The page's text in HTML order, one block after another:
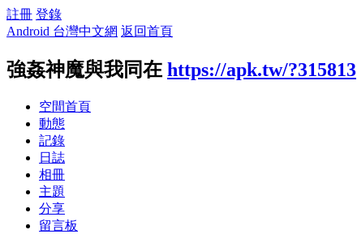
註冊 登錄
Android 台灣中文網 返回首頁
強姦神魔與我同在 https://apk.tw/?315813
空間首頁
動態
記錄
日誌
相冊
主題
分享
留言板